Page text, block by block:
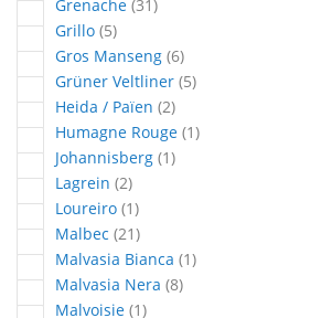
Grenache 31articles
Grillo 5articles
Gros Manseng 6articles
Grüner Veltliner 5articles
Heida / Païen 2articles
Humagne Rouge 1article
Johannisberg 1article
Lagrein 2articles
Loureiro 1article
Malbec 21articles
Malvasia Bianca 1article
Malvasia Nera 8articles
Malvoisie 1article